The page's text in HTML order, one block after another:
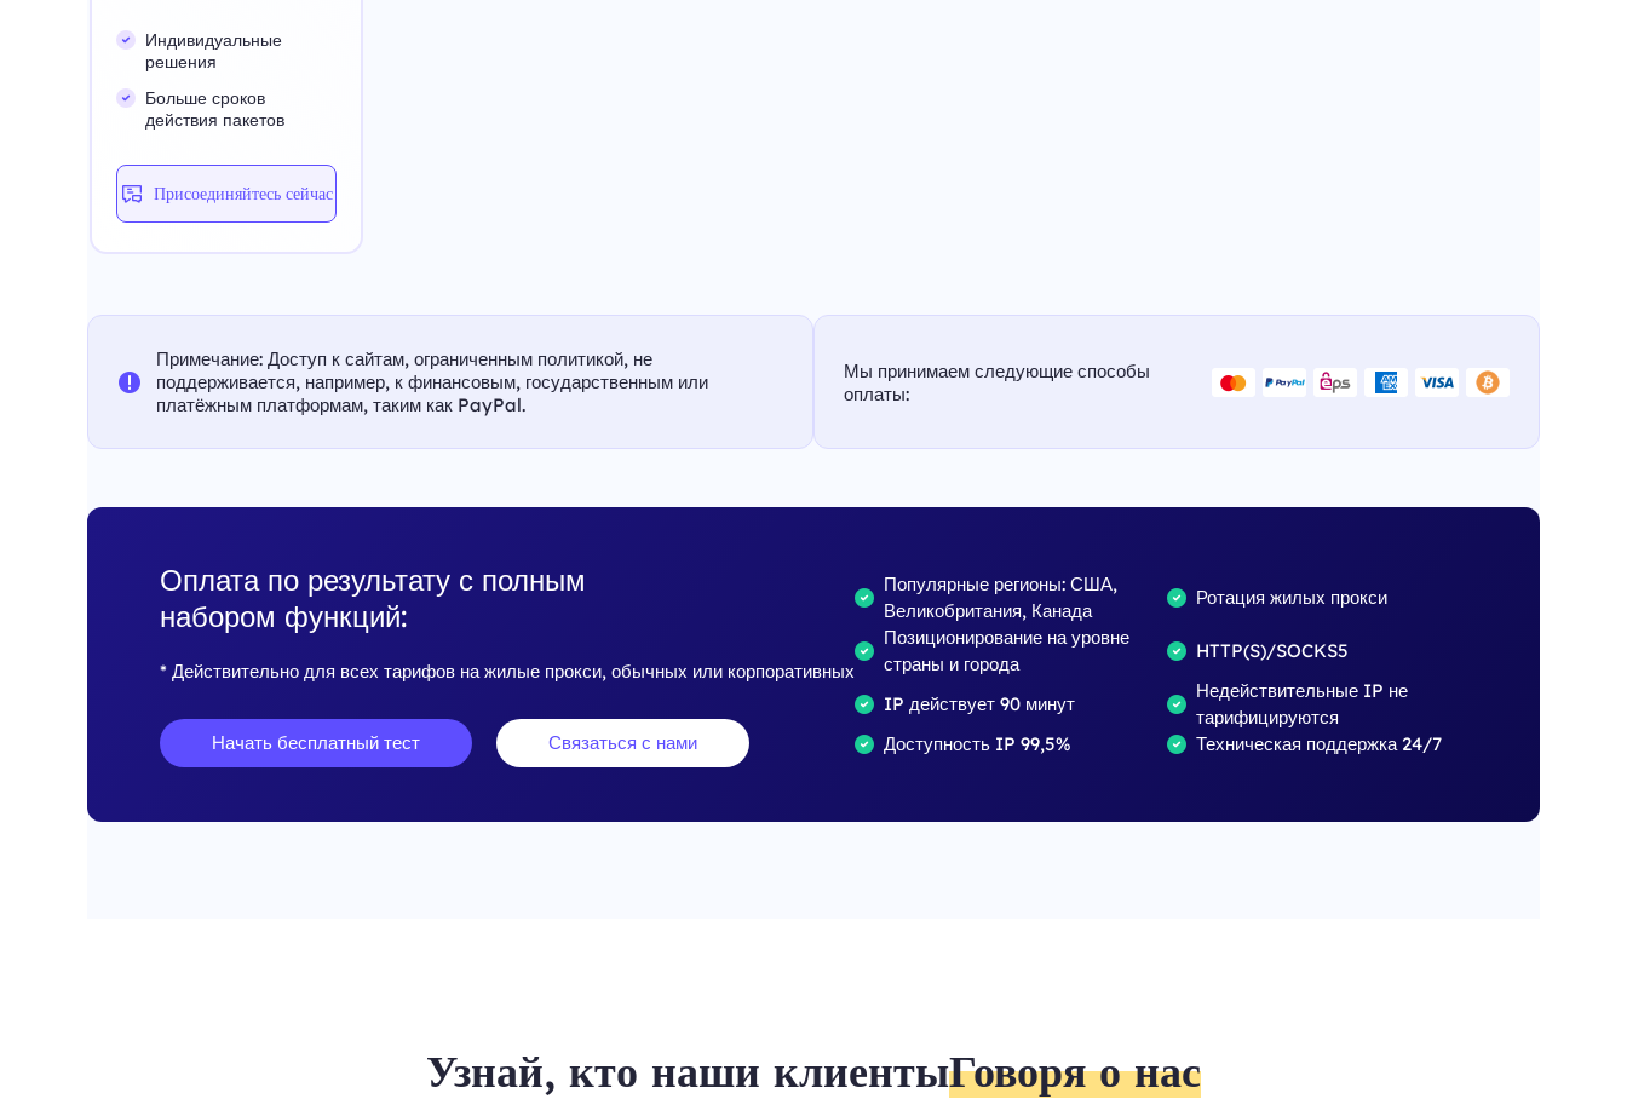
Индивидуальные
решения
Больше сроков
действия пакетов
Присоединяйтесь сейчас
Примечание: Доступ к сайтам, ограниченным политикой, не
поддерживается, например, к финансовым, государственным или
платёжным платформам, таким как PayPal.
Мы принимаем следующие способы
оплаты:
Оплата по результату с полным
набором функций:
* Действительно для всех тарифов на жилые прокси, обычных или корпоративных
Начать бесплатный тест Связаться с нами
Популярные регионы: США,
Великобритания, Канада
Ротация жилых прокси
Позиционирование на уровне
страны и города
HTTP(S)/SOCKS5
IP действует 90 минут
Недействительные IP не
тарифицируются
Доступность IP 99,5%
Техническая поддержка 24/7
Узнай, кто наши клиентыГоворя о нас